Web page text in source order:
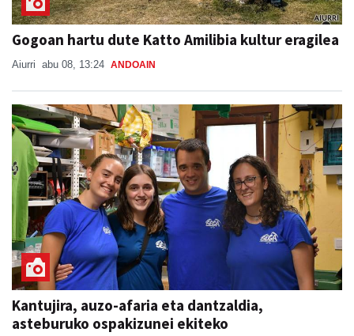
Gogoan hartu dute Katto Amilibia kultur eragilea
Aiurri abu 08, 13:24 ANDOAIN
Kantujira, auzo-afaria eta dantzaldia,
asteburuko ospakizunei ekiteko